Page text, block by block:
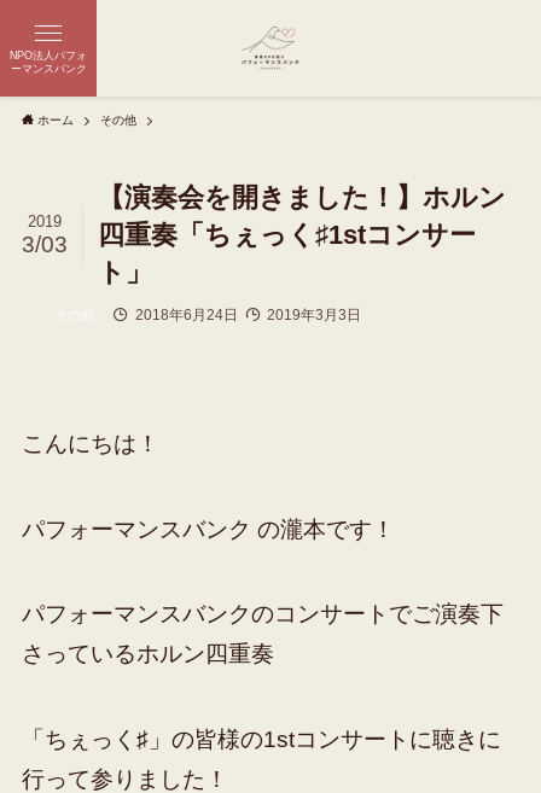
NPO法人パフォ
ーマンスバンク
ホーム その他
【演奏会を開きました！】ホルン
四重奏「ちぇっく♯1stコンサー
ト」
2019
3/03
その他 2018年6月24日 2019年3月3日
こんにちは！
パフォーマンスバンク の瀧本です！
パフォーマンスバンクのコンサートでご演奏下
さっているホルン四重奏
「ちぇっく♯」の皆様の1stコンサートに聴きに
行って参りました！